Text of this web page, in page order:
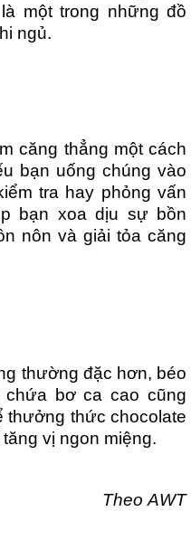
một trong những đồ
ngủ.
căng thẳng một cách
bạn uống chúng vào
tra hay phỏng vấn
bạn xoa dịu sự bồn
nôn và giải tỏa căng
thường đặc hơn, béo
bơ ca cao cũng
thưởng thức chocolate
vị ngon miệng.
Theo AWT